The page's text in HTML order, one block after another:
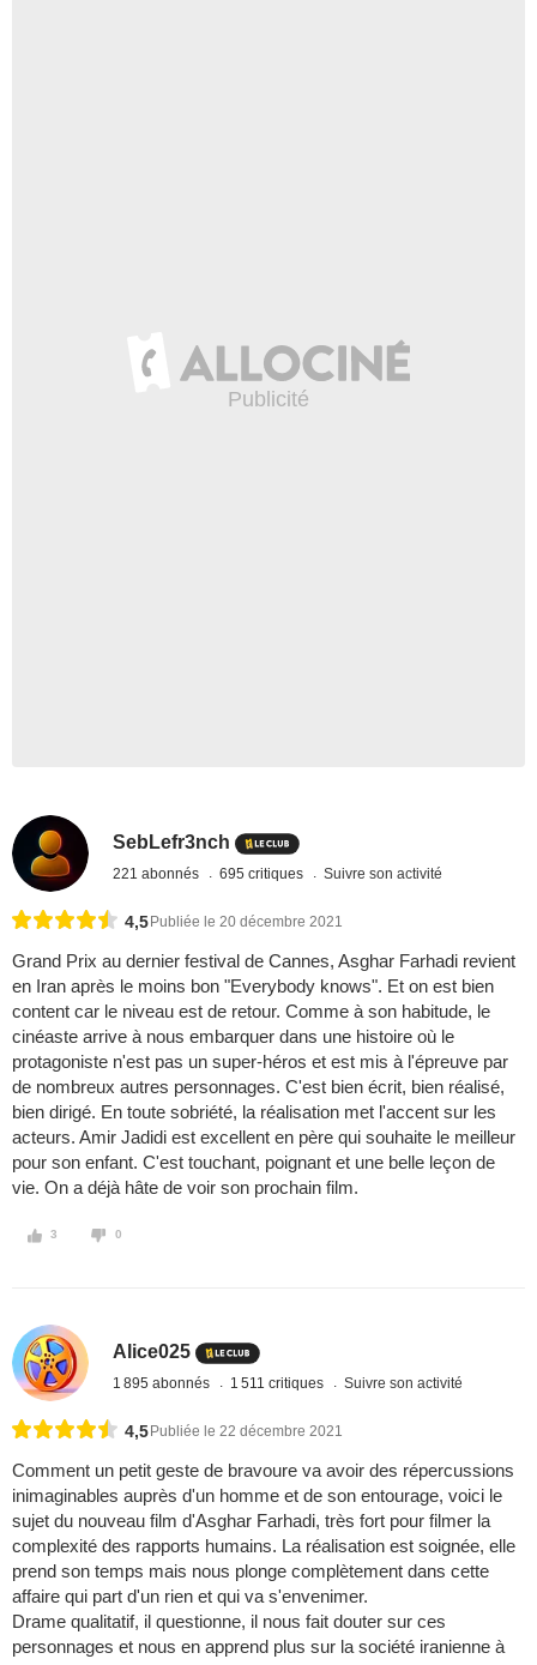
SebLefr3nch
221 abonnés 695 critiques Suivre son activité
4,5 Publiée le 20 décembre 2021
Grand Prix au dernier festival de Cannes, Asghar Farhadi revient
en Iran après le moins bon "Everybody knows". Et on est bien
content car le niveau est de retour. Comme à son habitude, le
cinéaste arrive à nous embarquer dans une histoire où le
protagoniste n'est pas un super-héros et est mis à l'épreuve par
de nombreux autres personnages. C'est bien écrit, bien réalisé,
bien dirigé. En toute sobriété, la réalisation met l'accent sur les
acteurs. Amir Jadidi est excellent en père qui souhaite le meilleur
pour son enfant. C'est touchant, poignant et une belle leçon de
vie. On a déjà hâte de voir son prochain film.
3 0
Alice025
1 895 abonnés 1 511 critiques Suivre son activité
4,5 Publiée le 22 décembre 2021
Comment un petit geste de bravoure va avoir des répercussions
inimaginables auprès d'un homme et de son entourage, voici le
sujet du nouveau film d'Asghar Farhadi, très fort pour filmer la
complexité des rapports humains. La réalisation est soignée, elle
prend son temps mais nous plonge complètement dans cette
affaire qui part d'un rien et qui va s'envenimer.
Drame qualitatif, il questionne, il nous fait douter sur ces
personnages et nous en apprend plus sur la société iranienne à